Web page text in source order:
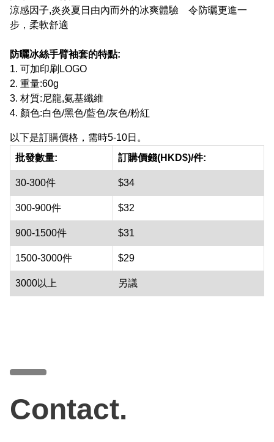
涼感因子,炎炎夏日由內而外的冰爽體驗 令防曬更進一
步，柔軟舒適
防曬冰絲手臂袖套的特點:
1. 可加印刷LOGO
2. 重量:60g
3. 材質:尼龍,氨基纖維
4. 顏色:白色/黑色/藍色/灰色/粉紅
以下是訂購價格，需時5-10日。
批發數量:
訂購價錢(HKD$)/件:
30-300件 $34
300-900件 $32
900-1500件 $31
1500-3000件 $29
3000以上 另議
Contact.